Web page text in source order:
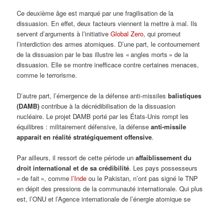
Ce deuxième âge est marqué par une fragilisation de la
dissuasion. En effet, deux facteurs viennent la mettre à mal. Ils
servent d’arguments à l’initiativeGlobal Zero, qui promeut
l’interdiction des armes atomiques. D’une part, le contournement
de la dissuasion par le bas illustre les « angles morts » de la
dissuasion. Elle se montre inefficace contre certaines menaces,
comme le terrorisme.
D’autre part, l’émergence de la défense anti-missilesbalistiques
(DAMB) contribue à la décrédibilisation de la dissuasion
nucléaire. Le projet DAMB porté par les États-Unis rompt les
équilibres : militairement défensive, la défenseanti-missile
apparait en réalité stratégiquement offensive.
Par ailleurs, il ressort de cette période unaffaiblissement du
droit international et de sa crédibilité. Les pays possesseurs
« de fait », commel’Indeou le Pakistan, n’ont pas signé le TNP
en dépit des pressions de la communauté internationale. Qui plus
est, l’ONU et l’Agence internationale de l’énergie atomique se